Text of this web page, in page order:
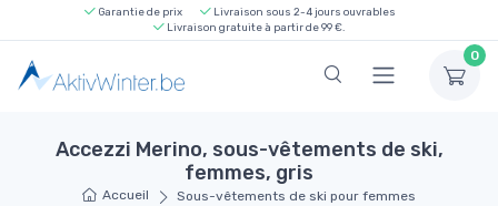
Garantie de prix
Livraison sous 2-4 jours ouvrables
Livraison gratuite à partir de 99 €.
0
Accezzi Merino, sous-vêtements de ski,
femmes, gris
Accueil Sous-vêtements de ski pour femmes